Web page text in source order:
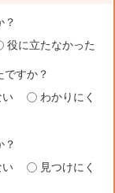
？
役に立たなかった
ですか？
い
わかりにく
？
い
見つけにく